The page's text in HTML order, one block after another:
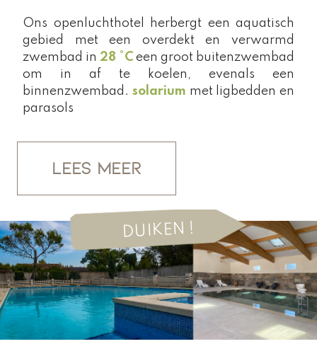
Ons openluchthotel herbergt een aquatisch
gebied
met een overdekt en verwarmd
zwembad in 28 °C een groot buitenzwembad
om in af te koelen, evenals een
binnenzwembad. solarium met ligbedden en
parasols
LEES MEER